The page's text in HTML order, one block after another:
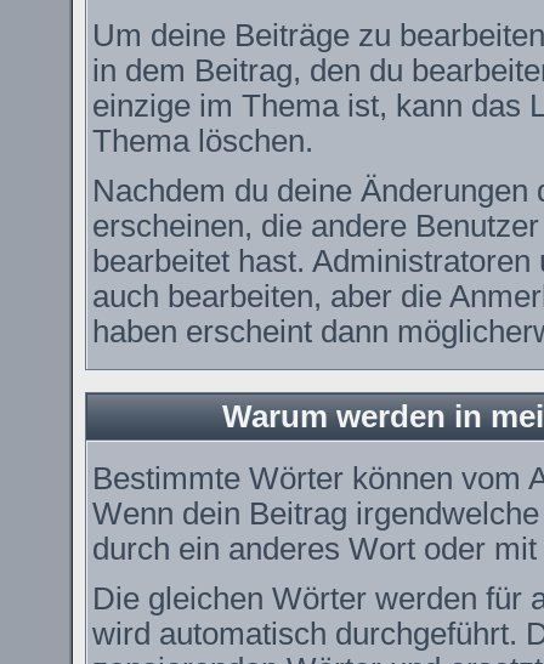
Um deine Beiträge zu
in dem Beitrag, den du
einzige im Thema ist, kann das
Thema löschen.
Nachdem du deine
erscheinen, die andere
bearbeitet hast.
auch bearbeiten, aber die
haben erscheint dann
Warum werden in
Bestimmte Wörter können vom
Wenn dein Beitrag
durch ein anderes Wort oder
Die gleichen Wörter werden für
wird automatisch durchgeführt.